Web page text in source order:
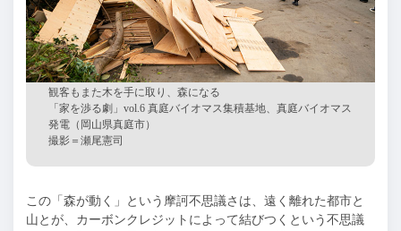
観客もまた木を手に取り、森になる
「家を渉る劇」 vol.6 真庭バイオマス集積基地、真庭バイオマス
発電（岡山県真庭市）
撮影＝瀬尾憲司
この「森が動く」という摩訶不思議さは、遠く離れた都市と
山とが、カーボンクレジットによって結びつくという不思議